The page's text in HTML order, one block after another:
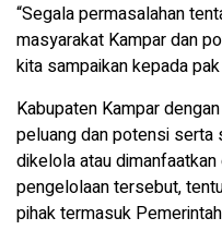
“Segala permasalahan
masyarakat Kampar dan
kita sampaikan kepada
Kabupaten Kampar
peluang dan potensi serta
dikelola atau dimanfaatkan
pengelolaan tersebut,
pihak termasuk